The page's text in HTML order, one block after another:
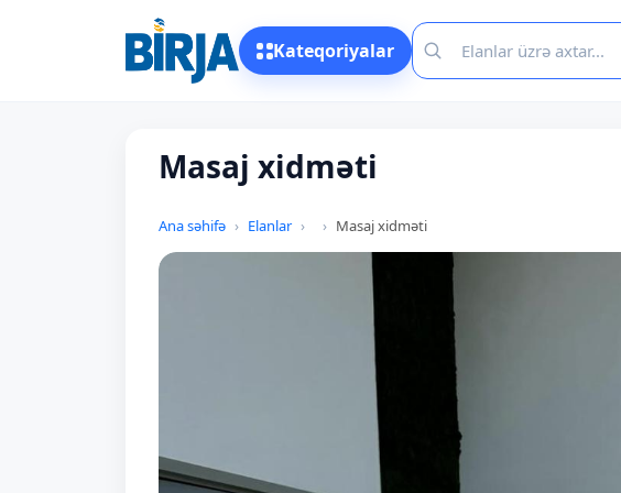
Kateqoriyalar
Masaj xidməti
Ana səhifə Elanlar Masaj xidməti